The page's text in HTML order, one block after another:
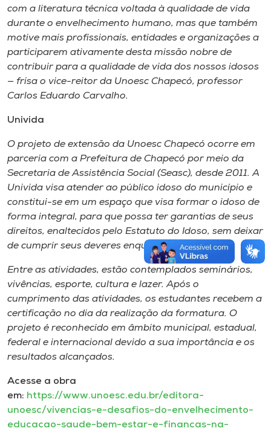
com a literatura técnica voltada à qualidade de vida
durante o envelhecimento humano, mas que também
motive mais profissionais, entidades e organizações a
participarem ativamente desta missão nobre de
contribuir para a qualidade de vida dos nossos idosos
— frisa o vice-reitor da Unoesc Chapecó, professor
Carlos Eduardo Carvalho.
Univida
O projeto de extensão da Unoesc Chapecó ocorre em
parceria com a Prefeitura de Chapecó por meio da
Secretaria de Assistência Social (Seasc), desde 2011. A
Univida visa atender ao público idoso do município e
constitui-se em um espaço que visa formar o idoso de
forma integral, para que possa ter garantias de seus
direitos, enaltecidos pelo Estatuto do Idoso, sem deixar
de cumprir seus deveres enquanto cidadão.
Entre as atividades, estão contemplados seminários,
vivências, esporte, cultura e lazer. Após o
cumprimento das atividades, os estudantes recebem a
certificação no dia da realização da formatura. O
projeto é reconhecido em âmbito municipal, estadual,
federal e internacional devido a sua importância e os
resultados alcançados.
Acesse a obra
em: https://www.unoesc.edu.br/editora-
unoesc/vivencias-e-desafios-do-envelhecimento-
educacao-saude-bem-estar-e-financas-na-